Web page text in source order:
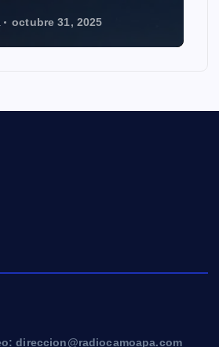
octubre 31, 2025
direccion@radiocamoapa.com